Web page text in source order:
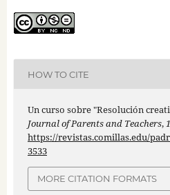
HOW TO CITE
Un curso sobre "Resolución
Journal of Parents and Teachers,
https://revistas.comillas.edu/
3533
MORE CITATION FORMATS